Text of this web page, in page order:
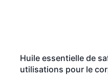
Huile essentielle de
utilisations pour le